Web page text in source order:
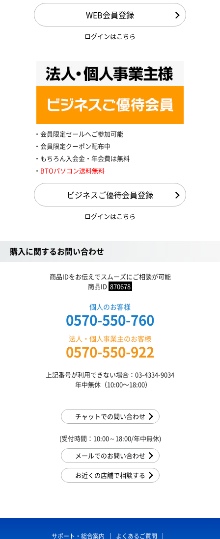
WEB会員登録
ログインはこちら
会員限定セールへご参加可能
会員限定クーポン配布中
もちろん入会金・年会費は無料
BTOパソコン送料無料
ビジネスご優待会員登録
ログインはこちら
購入に関するお問い合わせ
商品IDをお伝えでスムーズにご相談が可能
商品ID 870678
個人のお客様
0570-550-760
法人・個人事業主のお客様
0570-550-922
上記番号が利用できない場合：03-4334-9034
年中無休（10:00〜18:00）
チャットでの問い合わせ
(受付時間：10:00～18:00/年中無休)
メールでのお問い合わせ
お近くの店舗で相談する
サポート・総合案内 よくあるご質問